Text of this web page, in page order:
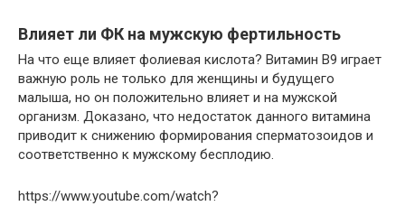
Влияет ли ФК на мужскую фертильность
На что еще влияет фолиевая кислота? Витамин В9 играет
важную роль не только для женщины и будущего
малыша, но он положительно влияет и на мужской
организм. Доказано, что недостаток данного витамина
приводит к снижению формирования сперматозоидов и
соответственно к мужскому бесплодию.
https://www.youtube.com/watch?